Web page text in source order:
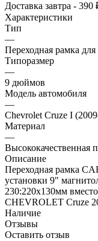
Доставка завтра - 390
Характеристики
Тип
—
Переходная рамка
Типоразмер
—
9 дюймов
Модель автомобиля
—
Chevrolet Cruze I
Материал
—
Высококачественная
Описание
Переходная рамка
установки 9"
230:220х130мм
CHEVROLET Cruze
Наличие
Отзывы
Оставить отзыв